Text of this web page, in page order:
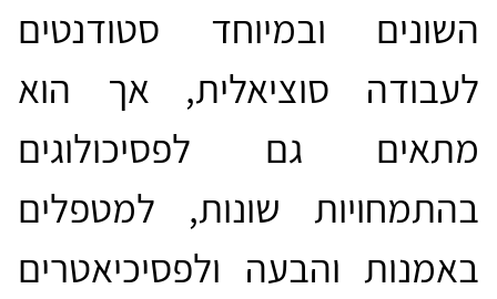
השונים ובמיוחד סטודנטים
לעבודה סוציאלית, אך הוא
מתאים גם לפסיכולוגים
בהתמחויות שונות, למטפלים
באמנות והבעה ולפסיכיאטרים